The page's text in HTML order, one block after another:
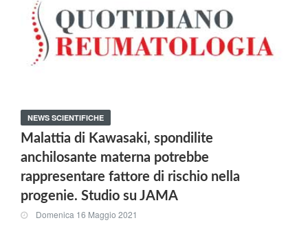
NEWS SCIENTIFICHE
Malattia di Kawasaki, spondilite
anchilosante materna potrebbe
rappresentare fattore di rischio nella
progenie. Studio su JAMA
Domenica 16 Maggio 2021